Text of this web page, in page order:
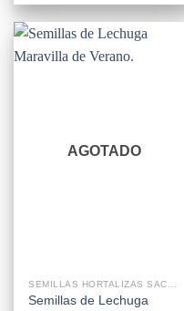
AGOTADO
Semillas de Lechuga